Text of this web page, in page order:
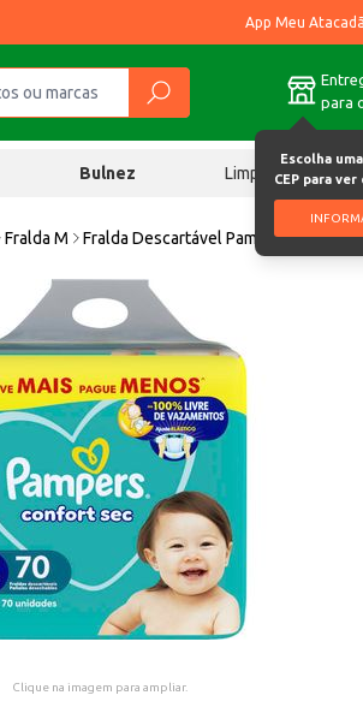
App Meu
para
Escolha
CEP para
Bulnez Limpeza
Fralda M Fralda Descartável Pampers Confort
Clique na imagem para ampliar.